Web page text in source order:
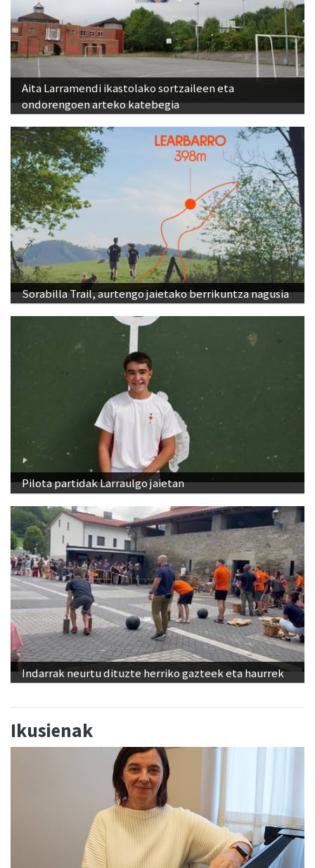
Aita Larramendi ikastolako sortzaileen eta
ondorengoen arteko katebegia
Sorabilla Trail, aurtengo jaietako berrikuntza nagusia
Pilota partidak Larraulgo jaietan
Indarrak neurtu dituzte herriko gazteek eta haurrek
Ikusienak